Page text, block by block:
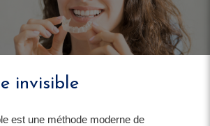
invisible
est une méthode moderne de